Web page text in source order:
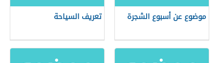
موضوع عن أسبوع الشجرة تعريف السياحة